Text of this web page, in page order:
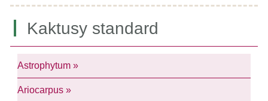
Kaktusy standard
Astrophytum »
Ariocarpus »